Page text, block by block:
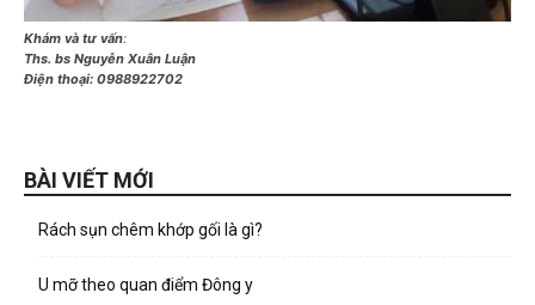
Khám và tư vấn:
Ths. bs Nguyễn Xuân Luận
Điện thoại: 0988922702
BÀI VIẾT MỚI
Rách sụn chêm khớp gối là gì?
U mỡ theo quan điểm Đông y